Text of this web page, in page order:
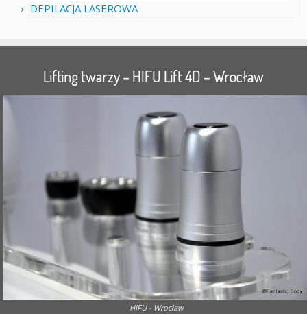
DEPILACJA LASEROWA
Lifting twarzy – HIFU Lift 4D – Wrocław
HIFU - Wrocław